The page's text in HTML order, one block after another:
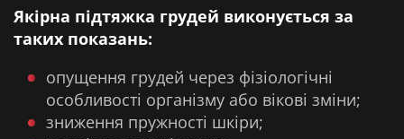
Якірна підтяжка грудей виконується за
таких показань:
опущення грудей через фізіологічні
особливості організму або вікові зміни;
зниження пружності шкіри;